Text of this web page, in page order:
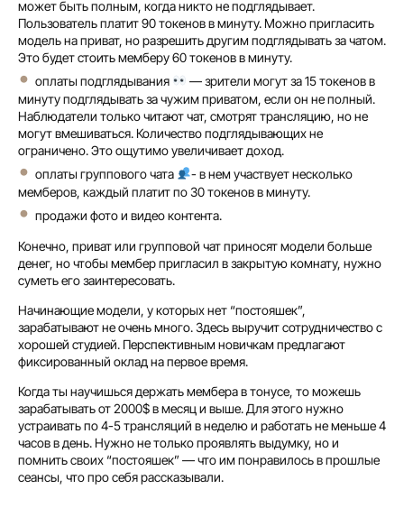
может быть полным, когда никто не подглядывает.
Пользователь платит 90 токенов в минуту. Можно пригласить
модель на приват, но разрешить другим подглядывать за чатом.
Это будет стоить мемберу 60 токенов в минуту.
оплаты подглядывания
— зрители могут за 15 токенов в
минуту подглядывать за чужим приватом, если он не полный.
Наблюдатели только читают чат, смотрят трансляцию, но не
могут вмешиваться. Количество подглядывающих не
ограничено. Это ощутимо увеличивает доход.
оплаты группового чата
- в нем участвует несколько
мемберов, каждый платит по 30 токенов в минуту.
продажи фото и видео контента.
Конечно, приват или групповой чат приносят модели больше
денег, но чтобы мембер пригласил в закрытую комнату, нужно
суметь его заинтересовать.
Начинающие модели, у которых нет “постояшек”,
зарабатывают не очень много. Здесь выручит сотрудничество с
хорошей студией. Перспективным новичкам предлагают
фиксированный оклад на первое время.
Когда ты научишься держать мембера в тонусе, то можешь
зарабатывать от 2000$ в месяц и выше. Для этого нужно
устраивать по 4-5 трансляций в неделю и работать не меньше 4
часов в день. Нужно не только проявлять выдумку, но и
помнить своих “постояшек” — что им понравилось в прошлые
сеансы, что про себя рассказывали.